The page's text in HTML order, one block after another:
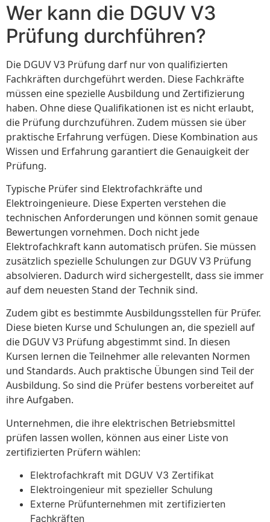
Wer kann die DGUV V3
Prüfung durchführen?
Die DGUV V3 Prüfung darf nur von qualifizierten
Fachkräften durchgeführt werden. Diese Fachkräfte
müssen eine spezielle Ausbildung und Zertifizierung
haben. Ohne diese Qualifikationen ist es nicht erlaubt,
die Prüfung durchzuführen. Zudem müssen sie über
praktische Erfahrung verfügen. Diese Kombination aus
Wissen und Erfahrung garantiert die Genauigkeit der
Prüfung.
Typische Prüfer sind Elektrofachkräfte und
Elektroingenieure. Diese Experten verstehen die
technischen Anforderungen und können somit genaue
Bewertungen vornehmen. Doch nicht jede
Elektrofachkraft kann automatisch prüfen. Sie müssen
zusätzlich spezielle Schulungen zur DGUV V3 Prüfung
absolvieren. Dadurch wird sichergestellt, dass sie immer
auf dem neuesten Stand der Technik sind.
Zudem gibt es bestimmte Ausbildungsstellen für Prüfer.
Diese bieten Kurse und Schulungen an, die speziell auf
die DGUV V3 Prüfung abgestimmt sind. In diesen
Kursen lernen die Teilnehmer alle relevanten Normen
und Standards. Auch praktische Übungen sind Teil der
Ausbildung. So sind die Prüfer bestens vorbereitet auf
ihre Aufgaben.
Unternehmen, die ihre elektrischen Betriebsmittel
prüfen lassen wollen, können aus einer Liste von
zertifizierten Prüfern wählen:
Elektrofachkraft mit DGUV V3 Zertifikat
Elektroingenieur mit spezieller Schulung
Externe Prüfunternehmen mit zertifizierten
Fachkräften